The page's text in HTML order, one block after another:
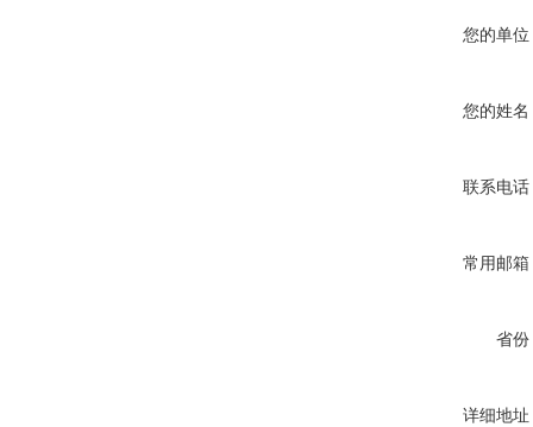
您的单位
您的姓名
联系电话
常用邮箱
省份
详细地址